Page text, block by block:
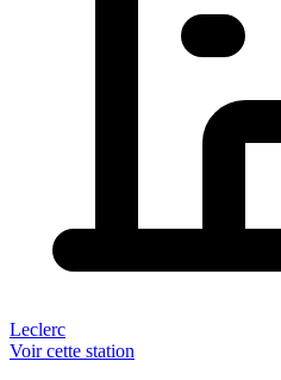
Leclerc
Voir cette station